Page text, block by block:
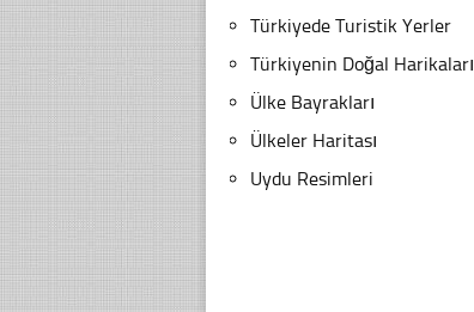
Türkiyede Turistik Yerler
Türkiyenin Doğal Harikaları
Ülke Bayrakları
Ülkeler Haritası
Uydu Resimleri